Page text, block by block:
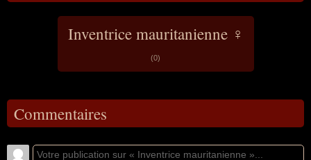
Inventrice mauritanienne ♀
(0)
Commentaires